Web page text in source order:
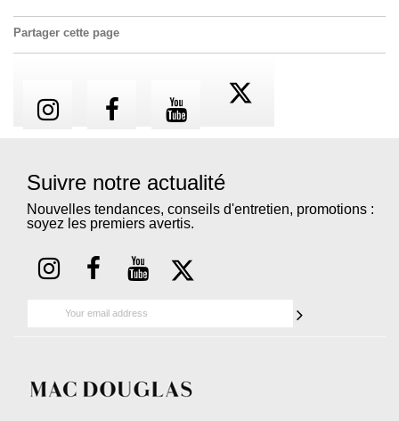
Partager cette page
Suivre notre actualité
Nouvelles tendances, conseils d'entretien, promotions :
soyez les premiers avertis.